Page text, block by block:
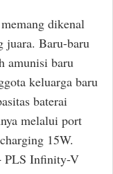
dikenal
juara. Baru-baru
amunisi baru
keluarga baru
baterai
melalui port
15W.
PLS Infinity-V